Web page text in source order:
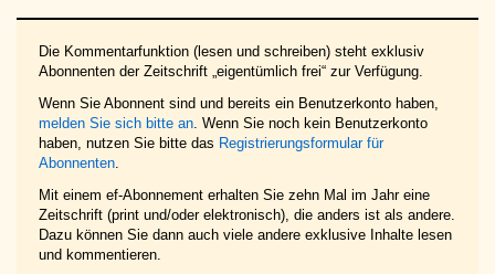
Die Kommentarfunktion (lesen und schreiben) steht exklusiv
Abonnenten der Zeitschrift „eigentümlich frei“ zur Verfügung.
Wenn Sie Abonnent sind und bereits ein Benutzerkonto haben,
melden Sie sich bitte an. Wenn Sie noch kein Benutzerkonto
haben, nutzen Sie bitte das Registrierungsformular für
Abonnenten.
Mit einem ef-Abonnement erhalten Sie zehn Mal im Jahr eine
Zeitschrift (print und/oder elektronisch), die anders ist als andere.
Dazu können Sie dann auch viele andere exklusive Inhalte lesen
und kommentieren.